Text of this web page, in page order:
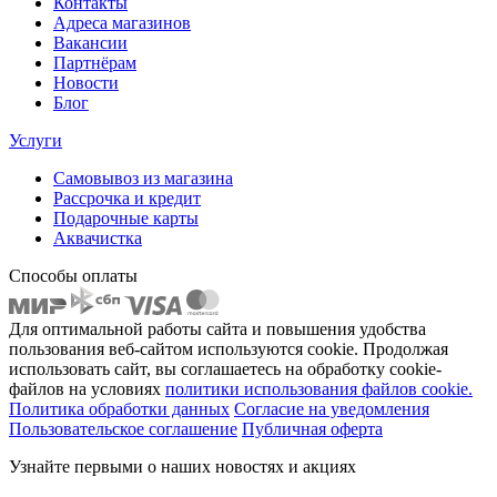
Адреса магазинов
Вакансии
Партнёрам
Новости
Блог
Услуги
Самовывоз из магазина
Рассрочка и кредит
Подарочные карты
Аквачистка
Способы оплаты
Для оптимальной работы сайта и повышения удобства
пользования веб-сайтом используются cookie. Продолжая
использовать сайт, вы соглашаетесь на обработку cookie-
файлов на условиях политики использования файлов cookie.
Политика обработки данных Согласие на уведомления
Пользовательское соглашение Публичная оферта
Узнайте первыми о наших новостях и акциях